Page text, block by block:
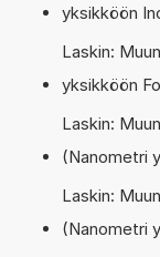
yksikköön
Laskin:
yksikköön
Laskin:
(Nanometri
Laskin:
(Nanometri